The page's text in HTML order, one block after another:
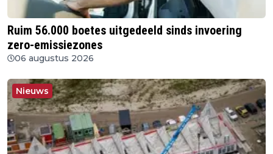
Ruim 56.000 boetes uitgedeeld sinds invoering
zero-emissiezones
06 augustus 2026
Nieuws